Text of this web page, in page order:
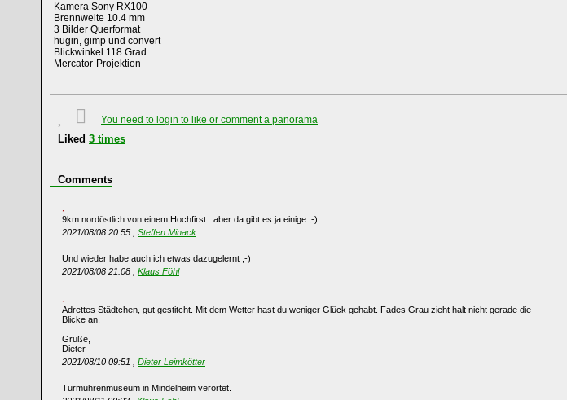
Kamera Sony RX100
Brennweite 10.4 mm
3 Bilder Querformat
hugin, gimp und convert
Blickwinkel 118 Grad
Mercator-Projektion
You need to login to like or comment a panorama
Liked 3 times
Comments
9km nordöstlich von einem Hochfirst...aber da gibt es ja einige ;-)
2021/08/08 20:55 , Steffen Minack
Und wieder habe auch ich etwas dazugelernt ;-)
2021/08/08 21:08 , Klaus Föhl
Adrettes Städtchen, gut gestitcht. Mit dem Wetter hast du weniger Glück gehabt. Fades Grau zieht halt nicht gerade die
Blicke an.
Grüße,
Dieter
2021/08/10 09:51 , Dieter Leimkötter
Turmuhrenmuseum in Mindelheim verortet.